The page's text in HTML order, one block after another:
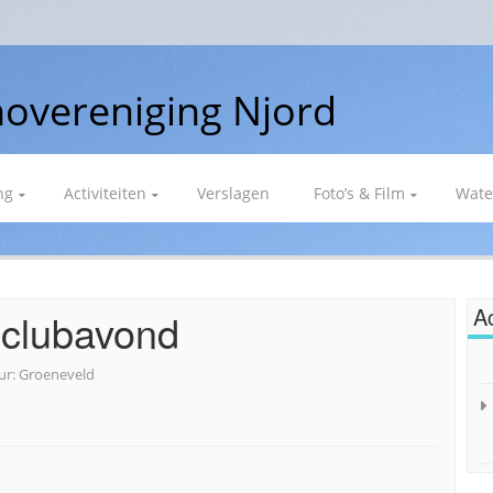
Njord
Activiteiten Verslagen Foto’s & Film
Groeneveld